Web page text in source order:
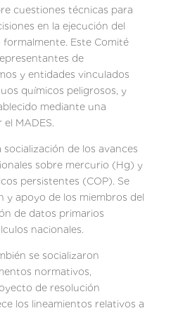
cuestiones técnicas para
en la ejecución del
Este Comité
de
y entidades vinculados
químicos peligrosos, y
mediante una
MADES.
socialización de los avances
sobre mercurio (Hg) y
persistentes (COP). Se
y apoyo de los miembros del
de datos primarios
nacionales.
se socializaron
normativos,
de resolución
los lineamientos relativos a